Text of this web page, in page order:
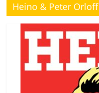
Heino & Peter Orloff